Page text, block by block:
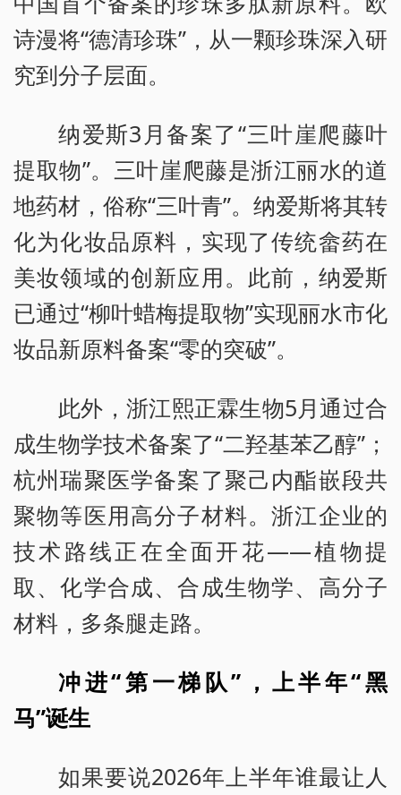
诗漫将“德清珍珠”，从一颗珍珠深入研
究到分子层面。
纳爱斯3月备案了“三叶崖爬藤叶
提取物”。三叶崖爬藤是浙江丽水的道
地药材，俗称“三叶青”。纳爱斯将其转
化为化妆品原料，实现了传统畲药在
美妆领域的创新应用。此前，纳爱斯
已通过“柳叶蜡梅提取物”实现丽水市化
妆品新原料备案“零的突破”。
此外，浙江熙正霖生物5月通过合
成生物学技术备案了“二羟基苯乙醇”；
杭州瑞聚医学备案了聚己内酯嵌段共
聚物等医用高分子材料。浙江企业的
技术路线正在全面开花——植物提
取、化学合成、合成生物学、高分子
材料，多条腿走路。
冲进“第一梯队”，上半年“黑
马”诞生
如果要说2026年上半年谁最让人